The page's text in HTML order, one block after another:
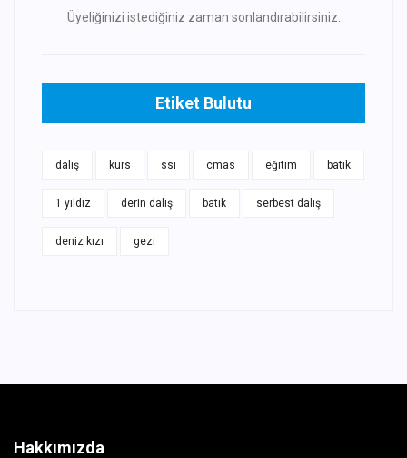
Üyeliğinizi istediğiniz zaman sonlandırabilirsiniz.
Etiket Bulutu
dalış kurs ssi cmas eğitim batık
1 yıldız derin dalış batık serbest dalış
deniz kızı gezi
Hakkımızda